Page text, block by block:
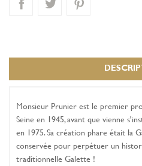
Monsieur Prunier est le premier
Seine en 1945, avant que vienne
en 1975. Sa création phare était la
conservée pour perpétuer un
traditionnelle Galette !